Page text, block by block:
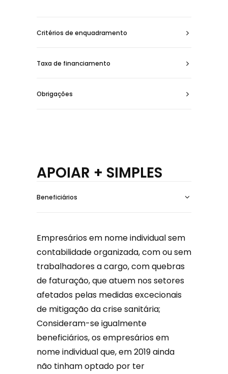
Critérios de enquadramento
Taxa de financiamento
Obrigações
APOIAR + SIMPLES
Beneficiários
Empresários em nome individual sem
contabilidade organizada, com ou sem
trabalhadores a cargo, com quebras
de faturação, que atuem nos setores
afetados pelas medidas excecionais
de mitigação da crise sanitária;
Consideram-se igualmente
beneficiários, os empresários em
nome individual que, em 2019 ainda
não tinham optado por ter